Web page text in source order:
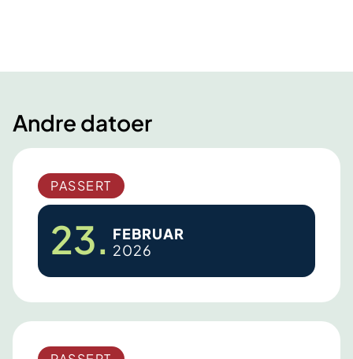
Andre datoer
PASSERT
23. FEBRUAR
2026
ø
e